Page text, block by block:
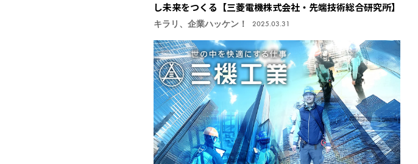
し未来をつくる【三菱電機株式会社・先端技術総合研究所】
キラリ、企業ハッケン！ 2025.03.31